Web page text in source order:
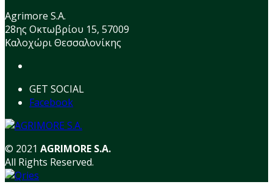
Agrimore S.A.
28ης Οκτωβρίου 15, 57009
Καλοχώρι Θεσσαλονίκης
GET SOCIAL
Facebook
© 2021 AGRIMORE S.A.
All Rights Reserved.